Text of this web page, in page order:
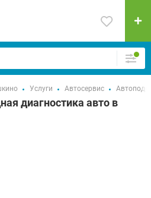
Услуги Автосервис
диагностика авто в